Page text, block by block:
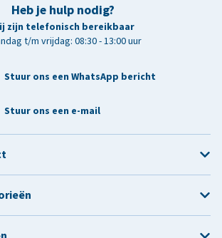
Heb je hulp nodig?
zijn telefonisch bereikbaar
t/m vrijdag: 08:30 - 13:00 uur
Stuur ons een WhatsApp bericht
Stuur ons een e-mail